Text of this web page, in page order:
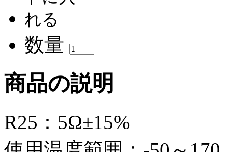
数量
商品の説明
R25：5Ω±15%